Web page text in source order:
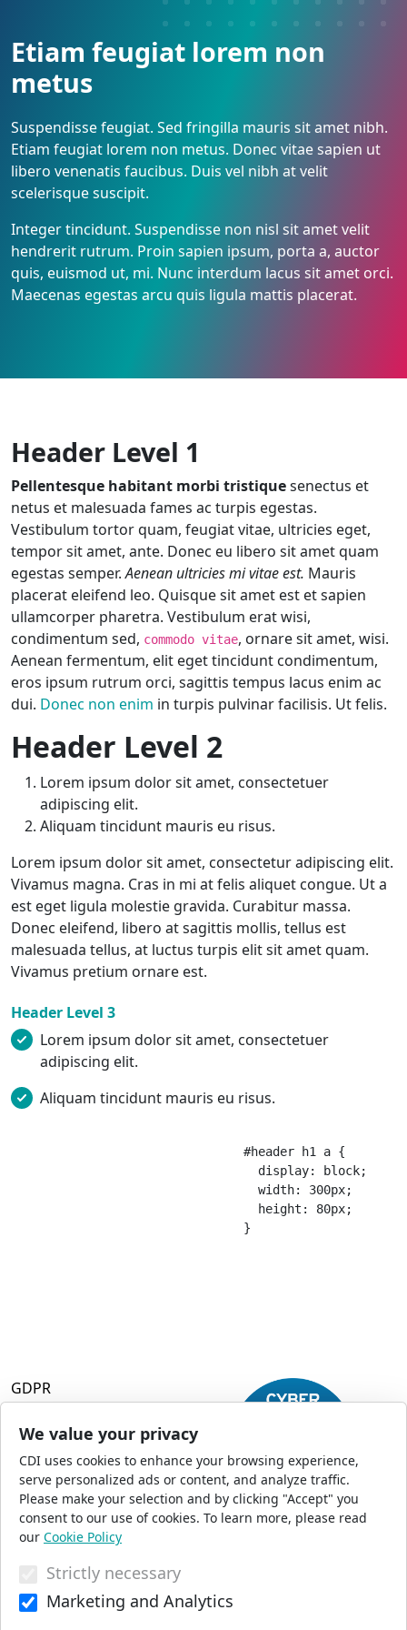
Etiam feugiat lorem non
metus
Suspendisse feugiat. Sed fringilla mauris sit amet nibh.
Etiam feugiat lorem non metus. Donec vitae sapien ut
libero venenatis faucibus. Duis vel nibh at velit
scelerisque suscipit.
Integer tincidunt. Suspendisse non nisl sit amet velit
hendrerit rutrum. Proin sapien ipsum, porta a, auctor
quis, euismod ut, mi. Nunc interdum lacus sit amet orci.
Maecenas egestas arcu quis ligula mattis placerat.
Header Level 1
Pellentesque habitant morbi tristiquesenectus et
netus et malesuada fames ac turpis egestas.
Vestibulum tortor quam, feugiat vitae, ultricies eget,
tempor sit amet, ante. Donec eu libero sit amet quam
egestas semper.Aenean ultricies mi vitae est. Mauris
placerat eleifend leo. Quisque sit amet est et sapien
ullamcorper pharetra. Vestibulum erat wisi,
condimentum sed, commodo vitae, ornare sit amet, wisi.
Aenean fermentum, elit eget tincidunt condimentum,
eros ipsum rutrum orci, sagittis tempus lacus enim ac
dui. Donec non enim in turpis pulvinar facilisis. Ut felis.
Header Level 2
Lorem ipsum dolor sit amet, consectetuer
adipiscing elit.
Aliquam tincidunt mauris eu risus.
Lorem ipsum dolor sit amet, consectetur adipiscing elit.
Vivamus magna. Cras in mi at felis aliquet congue. Ut a
est eget ligula molestie gravida. Curabitur massa.
Donec eleifend, libero at sagittis mollis, tellus est
malesuada tellus, at luctus turpis elit sit amet quam.
Vivamus pretium ornare est.
Header Level 3
Lorem ipsum dolor sit amet, consectetuer
adipiscing elit.
Aliquam tincidunt mauris eu risus.
GDPR
Privacy Policy
Accessibility
Commercial Opportunities
Press Office
Sitemap
© 2026 CDI. All Rights Reserved
We value your privacy
CDI uses cookies to enhance your browsing experience,
serve personalized ads or content, and analyze traffic.
Please make your selection and by clicking "Accept" you
consent to our use of cookies. To learn more, please read
our Cookie Policy
Strictly necessary
Marketing and Analytics